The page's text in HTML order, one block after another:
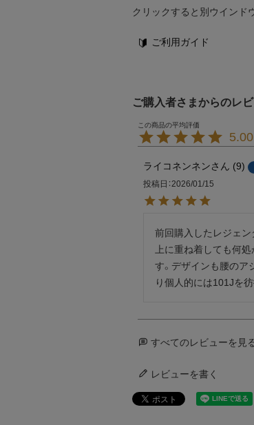
クリックすると別ウインド
ご利用ガイド
ご購入者さまからのレ
5.00
ライコネンネン 9
投稿日 2026/01/15
前回購入したレジェ
上に重ね着しても何
す。デザインも腰の
り個人的には101Jを
すべてのレビューを見
レビューを書く